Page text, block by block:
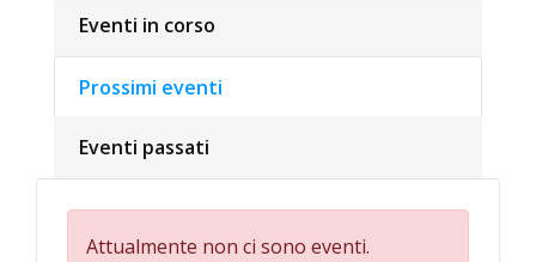
Eventi in corso
Prossimi eventi
Eventi passati
Attualmente non ci sono eventi.